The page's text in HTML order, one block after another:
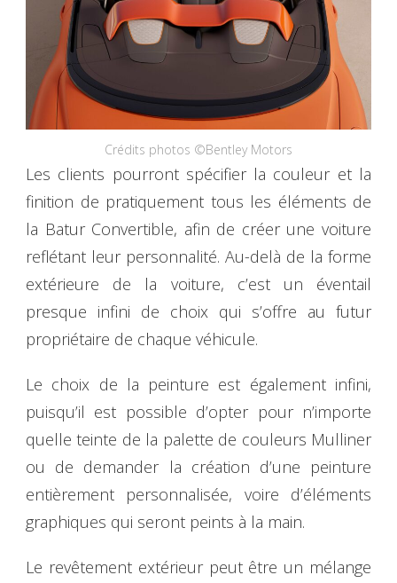
Crédits photos ©Bentley Motors
Les clients pourront spécifier la couleur et la
finition de pratiquement tous les éléments de
la Batur Convertible, afin de créer une voiture
reflétant leur personnalité. Au-delà de la forme
extérieure de la voiture, c’est un éventail
presque infini de choix qui s’offre au futur
propriétaire de chaque véhicule.
Le choix de la peinture est également infini,
puisqu’il est possible d’opter pour n’importe
quelle teinte de la palette de couleurs Mulliner
ou de demander la création d’une peinture
entièrement personnalisée, voire d’éléments
graphiques qui seront peints à la main.
Le revêtement extérieur peut être un mélange